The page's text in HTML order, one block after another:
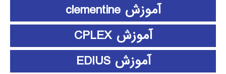
آموزش clementine
آموزش CPLEX
آموزش EDIUS